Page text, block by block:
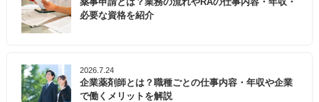
必要な資格を紹介
2026.7.24
企業薬剤師とは？職種ごとの仕事内容・年収や企業
で働くメリットを解説